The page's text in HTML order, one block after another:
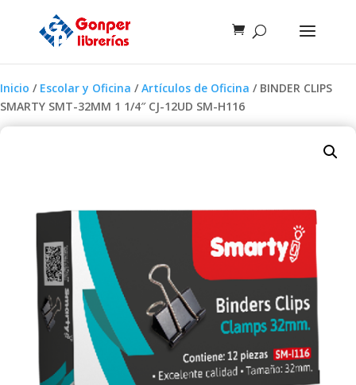
Inicio / Escolar y Oficina /Artículos de Oficina / BINDER CLIPS
SMARTY SMT-32MM 1 1/4″ CJ-12UD SM-H116